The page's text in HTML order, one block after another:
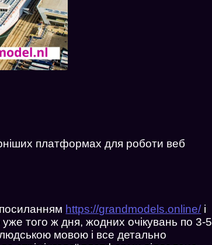
платформах для роботи веб
https://grandmodels.online/і
того ж дня, жодних очікувань по 3-5
людською мовою і все детально